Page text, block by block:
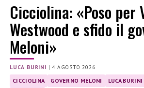
Cicciolina: «Poso per
Westwood e sfido il
Meloni»
LUCA BURINI |4 AGOSTO 2026
CICCIOLINA GOVERNO MELONI LUCA BURINI